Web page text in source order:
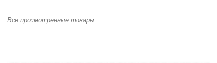
Все просмотренные товары...